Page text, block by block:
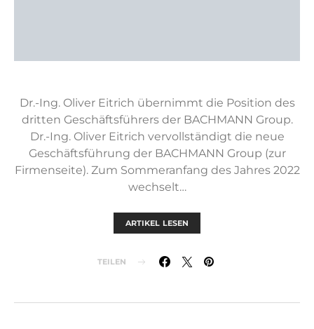
Dr.-Ing. Oliver Eitrich übernimmt die Position des
dritten Geschäftsführers der BACHMANN Group.
Dr.-Ing. Oliver Eitrich vervollständigt die neue
Geschäftsführung der BACHMANN Group (zur
Firmenseite). Zum Sommeranfang des Jahres 2022
wechselt…
ARTIKEL LESEN
TEILEN